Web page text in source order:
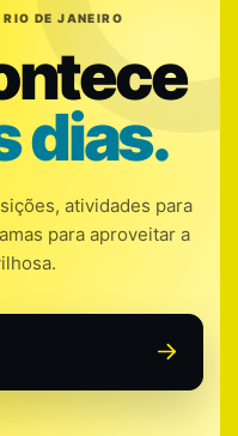
DE JANEIRO
dias.
atividades para
para aproveitar a